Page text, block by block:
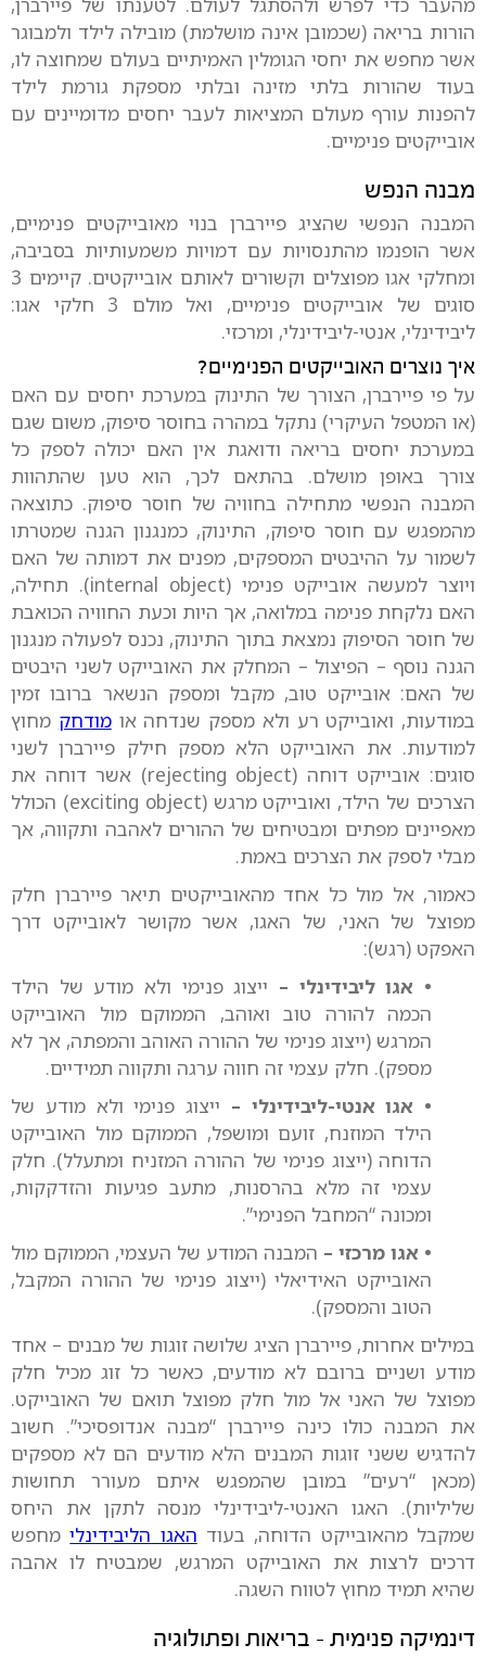
הורות בריאה (שכמובן אינה מושלמת) מובילה לילד ולמבוגר
אשר מחפש את יחסי הגומלין האמיתיים בעולם שמחוצה לו,
בעוד שהורות בלתי מזינה ובלתי מספקת גורמת לילד
להפנות עורף מעולם המציאות לעבר יחסים מדומיינים עם
אובייקטים פנימיים.
מבנה הנפש
המבנה הנפשי שהציג פיירברן בנוי מאובייקטים פנימיים,
אשר הופנמו מהתנסויות עם דמויות משמעותיות בסביבה,
ומחלקי אגו מפוצלים וקשורים לאותם אובייקטים. קיימים 3
סוגים של אובייקטים פנימיים, ואל מולם 3 חלקי אגו:
ליבידינלי, אנטי-ליבידינלי, ומרכזי.
איך נוצרים האובייקטים הפנימיים?
על פי פיירברן, הצורך של התינוק במערכת יחסים עם האם
(או המטפל העיקרי) נתקל במהרה בחוסר סיפוק, משום שגם
במערכת יחסים בריאה ודואגת אין האם יכולה לספק כל
צורך באופן מושלם. בהתאם לכך, הוא טען שהתהוות
המבנה הנפשי מתחילה בחוויה של חוסר סיפוק. כתוצאה
מהמפגש עם חוסר סיפוק, התינוק, כמנגנון הגנה שמטרתו
לשמור על ההיבטים המספקים, מפנים את דמותה של האם
ויוצר למעשה אובייקט פנימי (internal object). תחילה,
האם נלקחת פנימה במלואה, אך היות וכעת החוויה הכואבת
של חוסר הסיפוק נמצאת בתוך התינוק, נכנס לפעולה מנגנון
הגנה נוסף – הפיצול – המחלק את האובייקט לשני היבטים
של האם: אובייקט טוב, מקבל ומספק הנשאר ברובו זמין
במודעות, ואובייקט רע ולא מספק שנדחה אומודחק מחוץ
למודעות. את האובייקט הלא מספק חילק פיירברן לשני
סוגים: אובייקט דוחה (rejecting object) אשר דוחה את
הצרכים של הילד, ואובייקט מרגש (exciting object) הכולל
מאפיינים מפתים ומבטיחים של ההורים לאהבה ותקווה, אך
מבלי לספק את הצרכים באמת.
כאמור, אל מול כל אחד מהאובייקטים תיאר פיירברן חלק
מפוצל של האני, של האגו, אשר מקושר לאובייקט דרך
האפקט (רגש):
• אגו ליבידינלי – ייצוג פנימי ולא מודע של הילד
הכמה להורה טוב ואוהב, הממוקם מול האובייקט
המרגש (ייצוג פנימי של ההורה האוהב והמפתה, אך לא
מספק). חלק עצמי זה חווה ערגה ותקווה תמידיים.
• אגו אנטי-ליבידינלי – ייצוג פנימי ולא מודע של
הילד המוזנח, זועם ומושפל, הממוקם מול האובייקט
הדוחה (ייצוג פנימי של ההורה המזניח ומתעלל). חלק
עצמי זה מלא בהרסנות, מתעב פגיעות והזדקקות,
ומכונה “המחבל הפנימי”.
• אגו מרכזי – המבנה המודע של העצמי, הממוקם מול
האובייקט האידיאלי (ייצוג פנימי של ההורה המקבל,
הטוב והמספק).
במילים אחרות, פיירברן הציג שלושה זוגות של מבנים – אחד
מודע ושניים ברובם לא מודעים, כאשר כל זוג מכיל חלק
מפוצל של האני אל מול חלק מפוצל תואם של האובייקט.
את המבנה כולו כינה פיירברן “מבנה אנדופסיכי”. חשוב
להדגיש ששני זוגות המבנים הלא מודעים הם לא מספקים
(מכאן “רעים” במובן שהמפגש איתם מעורר תחושות
שליליות). האגו האנטי-ליבידינלי מנסה לתקן את היחס
שמקבל מהאובייקט הדוחה, בעוד האגו הליבידינלימחפש
דרכים לרצות את האובייקט המרגש, שמבטיח לו אהבה
שהיא תמיד מחוץ לטווח השגה.
דינמיקה פנימית - בריאות ופתולוגיה